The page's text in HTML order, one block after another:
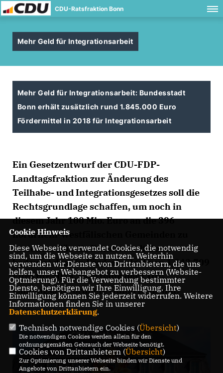
CDU-Ratsfraktion Bonn
Mehr Geld für Integrationsarbeit
Mehr Geld für Integrationsarbeit: Bundesstadt
Bonn erhält zusätzlich rund 1.845.000 Euro
Fördermittel in 2018 für Integrationsarbeit
Ein Gesetzentwurf der CDU-FDP-
Landtagsfraktion zur Änderung des
Teilhabe- und Integrationsgesetzes soll die
Rechtsgrundlage schaffen, um noch in
diesem Jahr 100 Mio. Euro an die 396
nordrhein-westfälischen Gemeinden zu
verteilen. Für die Bundesstadt Bonn
bedeutet das ein Förderbudget von 1.843.709
Euro für 2018. Dies teilte der CDU-
Landtagsabgeordnete Guido Déus mit.
Cookie Hinweis
Diese Webseite verwendet Cookies, die notwendig
sind, um die Webseite zu nutzen. Weiterhin
verwenden wir Dienste von Drittanbietern, die uns
helfen, unser Webangebot zu verbessern (Website-
Optmierung). Für die Verwendung bestimmter
Dienste, benötigen wir Ihre Einwilligung. Ihre
Einwilligung können Sie jederzeit widerrufen. Weitere
Informationen finden Sie in unserer
Datenschutzerklärung.
Technisch notwendige Cookies (Übersicht)
Die notwendigen Cookies werden allein für den
ordnungsgemäßen Gebrauch der Webseite benötigt.
Cookies von Drittanbietern (Übersicht)
Zur Optimierung unserer Webseite binden wir Dienste und
Angebote von Drittanbietern ein.